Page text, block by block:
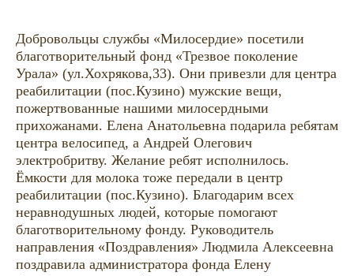
Добровольцы службы «Милосердие» посетили
благотворительный фонд «Трезвое поколение
Урала» (ул.Хохрякова,33). Они привезли для центра
реабилитации (пос.Кузино) мужские вещи,
пожертвованные нашими милосердными
прихожанами. Елена Анатольевна подарила ребятам
центра велосипед, а Андрей Олегович
электробритву. Желание ребят исполнилось.
Ёмкости для молока тоже передали в центр
реабилитации (пос.Кузино). Благодарим всех
неравнодушных людей, которые помогают
благотворительному фонду. Руководитель
направления «Поздравления» Людмила Алексеевна
поздравила администратора фонда Елену